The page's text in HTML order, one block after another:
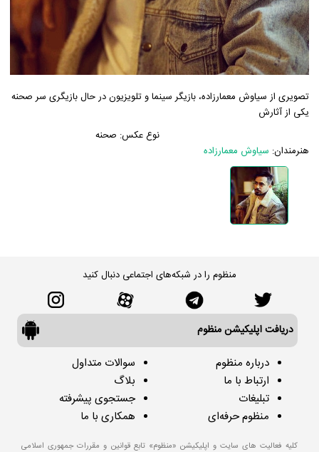
تصویری از سیاوش معمارزاده، بازیگر سینما و تلویزیون در حال بازیگری سر صحنه
یکی از آثارش
نوع عکس: صحنه
هنرمندان: سیاوش معمارزاده
منظوم را در شبکه‌های اجتماعی دنبال کنید
دریافت اپلیکیشن منظوم
درباره منظوم
ارتباط با ما
تبلیغات
منظوم حرفه‌ای
سوالات متداول
بلاگ
جستجوی پیشرفته
همکاری با ما
کلیه فعالیت های سایت و اپلیکیشن «منظوم» تابع قوانین و مقررات جمهوری اسلامی